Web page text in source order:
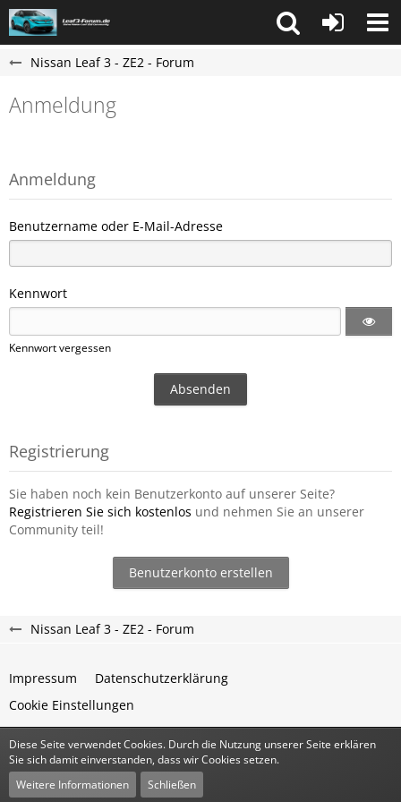
Nissan Leaf 3 - ZE2 - Forum
Anmeldung
Anmeldung
Benutzername oder E-Mail-Adresse
Kennwort
Kennwort vergessen
Registrierung
Sie haben noch kein Benutzerkonto auf unserer Seite?
Registrieren Sie sich kostenlos und nehmen Sie an unserer
Community teil!
Benutzerkonto erstellen
Nissan Leaf 3 - ZE2 - Forum
Impressum
Datenschutzerklärung
Cookie Einstellungen
Community-Software:WoltLab Suite™
Stil:Classicvon
Diese Seite verwendet Cookies. Durch die Nutzung unserer Seite erklären
Sie sich damit einverstanden, dass wir Cookies setzen.
Weitere Informationen
Schließen